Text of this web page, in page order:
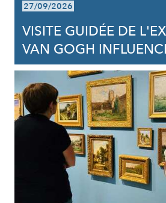
27/09/2026
VISITE GUIDÉE DE
VAN GOGH